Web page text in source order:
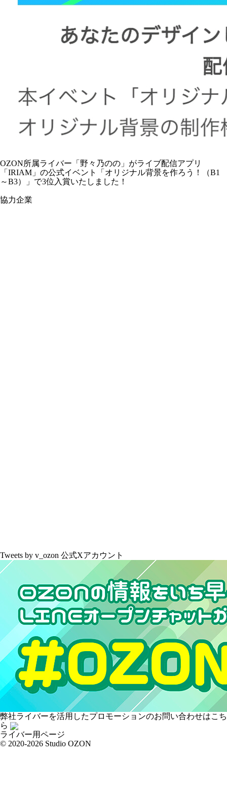
OZON所属ライバー「 野々乃のの 」がライブ配信アプリ
「IRIAM」の公式イベント「オリジナル背景を作ろう！（B1
～B3）」で3位入賞いたしました！
協力企業
Tweets by v_ozon 公式Xアカウント
弊社ライバーを活用したプロモーションのお問い合わせはこち
ら
ライバー用ページ
© 2020-2026 Studio OZON